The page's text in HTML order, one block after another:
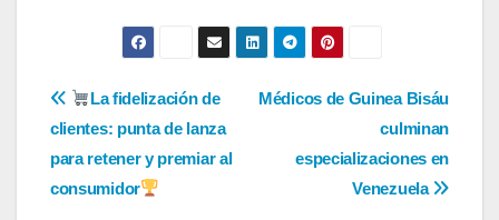
Navegación
de
entradas
Médicos de Guinea Bisáu
culminan
especializaciones en
Venezuela
La fidelización de
clientes: punta de lanza
para retener y premiar al
consumidor